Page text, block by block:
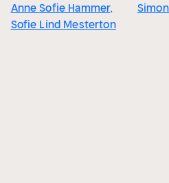
Anne Sofie Hammer,
Sofie Lind Mesterton